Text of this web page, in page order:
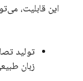
این قابلیت،
تولید
زبان